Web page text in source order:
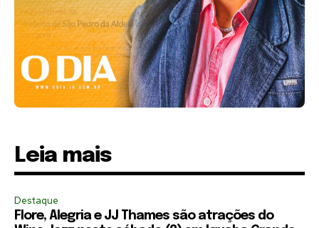
Leia mais
Destaque
Flore, Alegria e JJ Thames são atrações do